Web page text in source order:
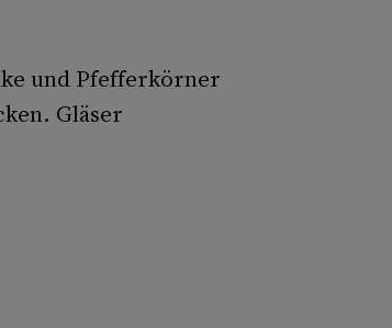
und Pfefferkörner
Gläser